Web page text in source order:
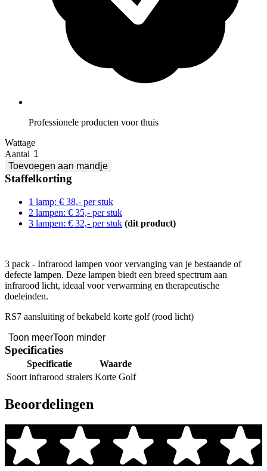
Professionele producten voor thuis
Wattage
Aantal
Toevoegen
aan mandje
Staffelkorting
1 lamp: € 38,- per stuk
2 lampen: € 35,- per stuk
3 lampen: € 32,- per stuk (dit product)
3 pack - Infrarood lampen voor vervanging van je bestaande of
defecte lampen. Deze lampen biedt een breed spectrum aan
infrarood licht, ideaal voor verwarming en therapeutische
doeleinden.
RS7 aansluiting of bekabeld korte golf (rood licht)
Toon meerToon minder
Specificaties
Specificatie
Waarde
Soort infrarood stralers Korte Golf
Beoordelingen